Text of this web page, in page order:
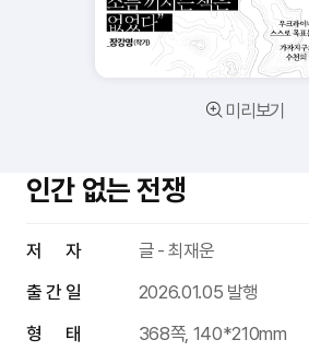
미리보기
인간 없는 전쟁
저 자
글 - 최재운
출 간 일
2026.01.05 발행
형 태
368쪽, 140*210mm